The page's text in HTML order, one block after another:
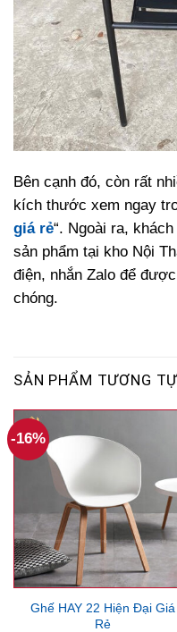
Bên cạnh đó, còn rất
kích thước xem ngay
giá rẻ“. Ngoài ra,
sản phẩm tại kho Nội
điện, nhắn Zalo để
chóng.
SẢN PHẨM TƯƠNG TỰ
-16%
Ghế HAY 22 Hiện Đại Giá
Rẻ